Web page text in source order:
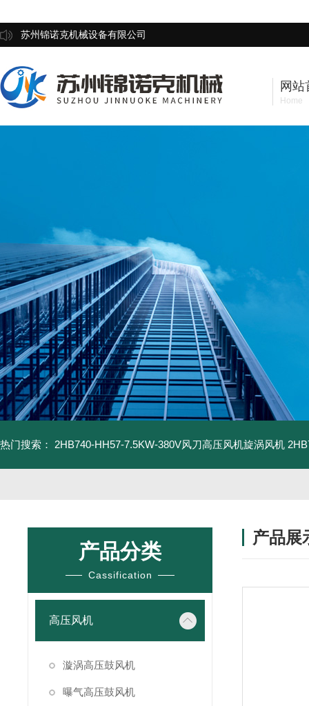
苏州锦诺克机械设备有限公司
网站
Home
热门搜索： 2HB740-HH57-7.5KW-380V风刀高压风机旋涡风机
产品分类
Cassification
高压风机
漩涡高压鼓风机
曝气高压鼓风机
产品展